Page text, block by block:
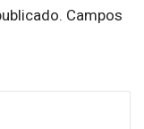
Campos